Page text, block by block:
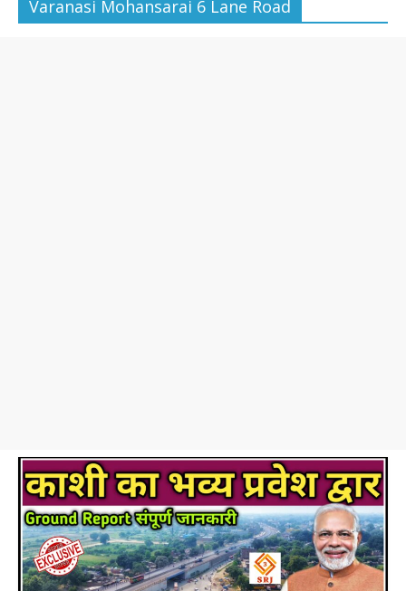
Varanasi Mohansarai 6 Lane Road